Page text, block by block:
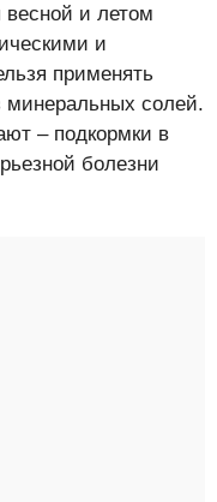
и летом
и
применять
минеральных солей.
– подкормки в
болезни